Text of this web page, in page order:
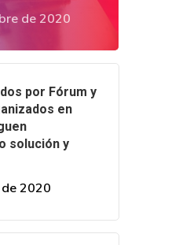
de 2020
por Fórum y
en
solución y
2020